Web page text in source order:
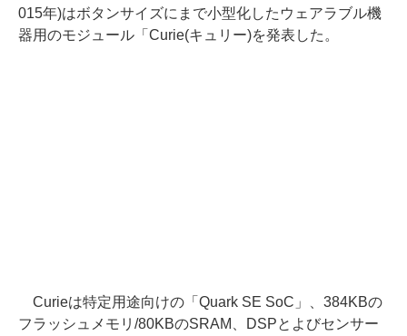
015年)はボタンサイズにまで小型化したウェアラブル機
器用のモジュール「Curie(キュリー)を発表した。
Curieは特定用途向けの「Quark SE SoC」、384KBの
フラッシュメモリ/80KBのSRAM、DSPとよびセンサー